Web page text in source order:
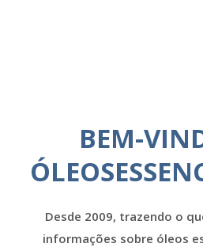
BEM-
Desde 2009, trazendo o
informações sobre óleos